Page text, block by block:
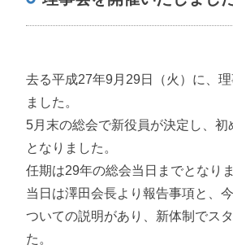
去る平成27年9月29日（火）に、
ました。
5月末の総会で新役員が決定し、初
となりました。
任期は29年の総会当日までとなりま
当日は澤田会長より報告事項と、
ついての説明があり、新体制でス
た。